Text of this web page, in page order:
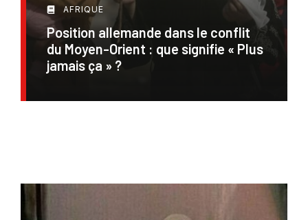
AFRIQUE
Position allemande dans le conflit
du Moyen-Orient : que signifie « Plus
jamais ça » ?